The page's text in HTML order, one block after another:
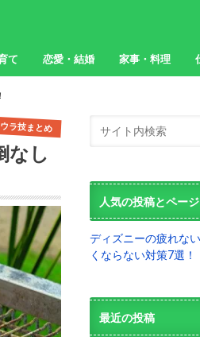
て 恋愛・結婚 家事・料理
ラ技まとめ
なし
人気の投稿とページ
ディズニーの疲れな
くならない対策7選！
最近の投稿